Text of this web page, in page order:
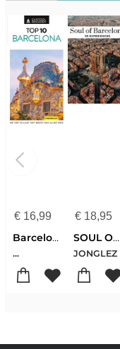
€16,99
Barcelona + kaart
...
€18,95
SOUL OF BARCELONA
JONGLEZ